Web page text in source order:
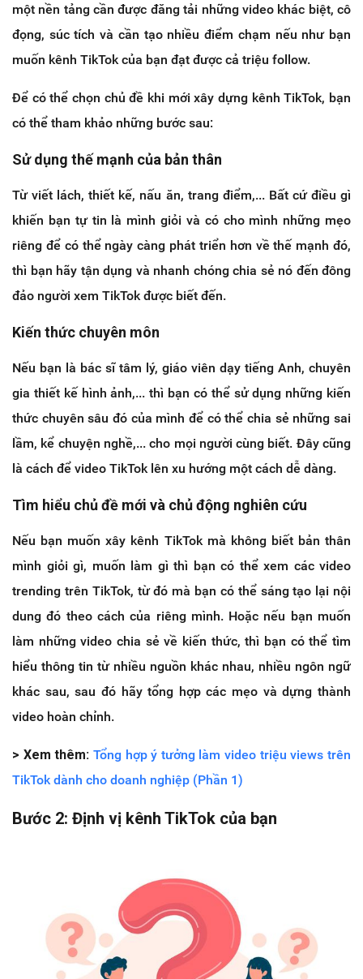
một nền tảng cần được đăng tải những video khác biệt, cô
đọng, súc tích và cần tạo nhiều điểm chạm nếu như bạn
muốn kênh TikTok của bạn đạt được cả triệu follow.
Để có thể chọn chủ đề khi mới xây dựng kênh TikTok, bạn
có thể tham khảo những bước sau:
Sử dụng thế mạnh của bản thân
Từ viết lách, thiết kế, nấu ăn, trang điểm,... Bất cứ điều gì
khiến bạn tự tin là mình giỏi và có cho mình những mẹo
riêng để có thể ngày càng phát triển hơn về thế mạnh đó,
thì bạn hãy tận dụng và nhanh chóng chia sẻ nó đến đông
đảo người xem TikTok được biết đến.
Kiến thức chuyên môn
Nếu bạn là bác sĩ tâm lý, giáo viên dạy tiếng Anh, chuyên
gia thiết kế hình ảnh,... thì bạn có thể sử dụng những kiến
thức chuyên sâu đó của mình để có thể chia sẻ những sai
lầm, kể chuyện nghề,... cho mọi người cùng biết. Đây cũng
là cách để video TikTok lên xu hướng một cách dễ dàng.
Tìm hiểu chủ đề mới và chủ động nghiên cứu
Nếu bạn muốn xây kênh TikTok mà không biết bản thân
mình giỏi gì, muốn làm gì thì bạn có thể xem các video
trending trên TikTok, từ đó mà bạn có thể sáng tạo lại nội
dung đó theo cách của riêng mình. Hoặc nếu bạn muốn
làm những video chia sẻ về kiến thức, thì bạn có thể tìm
hiểu thông tin từ nhiều nguồn khác nhau, nhiều ngôn ngữ
khác sau, sau đó hãy tổng hợp các mẹo và dựng thành
video hoàn chỉnh.
> Xem thêm: Tổng hợp ý tưởng làm video triệu views trên
TikTok dành cho doanh nghiệp (Phần 1)
Bước 2: Định vị kênh TikTok của bạn